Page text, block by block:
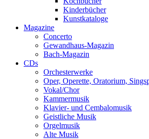
Kinderbücher
Kunstkataloge
Magazine
Concerto
Gewandhaus-Magazin
Bach-Magazin
CDs
Orchesterwerke
Oper, Operette, Oratorium,
Vokal/Chor
Kammermusik
Klavier- und Cembalomusik
Geistliche Musik
Orgelmusik
Alte Musik